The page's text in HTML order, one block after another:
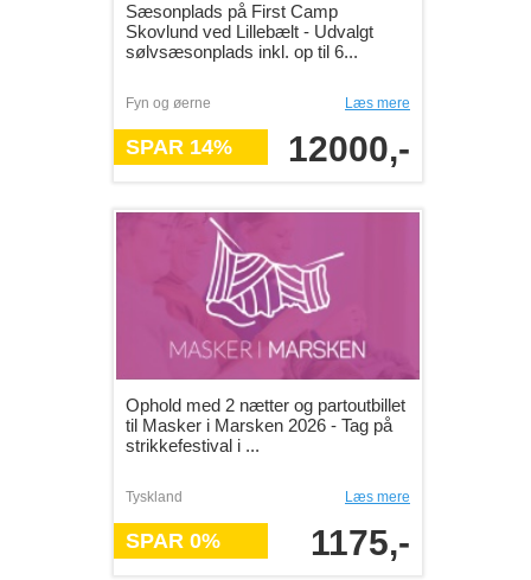
Sæsonplads på First Camp
Skovlund ved Lillebælt - Udvalgt
sølvsæsonplads inkl. op til 6...
Fyn og øerne Læs mere
SPAR 14% 12000,-
Ophold med 2 nætter og partoutbillet
til Masker i Marsken 2026 - Tag på
strikkefestival i ...
Tyskland Læs mere
SPAR 0% 1175,-